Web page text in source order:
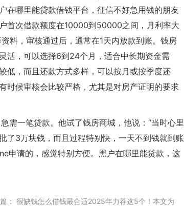
在哪里能贷款借钱平台，征信不好急用钱的朋友
首次借款额度在10000到50000之间，月利率大
料，审核通过后，通常在1天内放款到账。钱房
活，可以选择6到24个月，适合中长期资金需
低，而且还款方式多样，可以按月或按季度还
时候审核会比较严格，尤其是对房产证明的要求
需一笔贷款。他试了钱房商城，他说：“当时心里
了3万块钱，而且过程特别快，一天不到钱就到账
申请的，感觉特别方便。黑户在哪里能贷款，这
： 很缺钱怎么借钱最合适2025年力荐这5个！本文为